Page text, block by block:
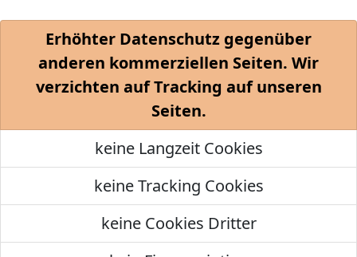
Erhöhter Datenschutz gegenüber
anderen kommerziellen Seiten. Wir
verzichten auf Tracking auf unseren
Seiten.
keine Langzeit Cookies
keine Tracking Cookies
keine Cookies Dritter